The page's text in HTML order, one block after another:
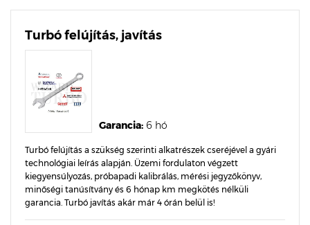
04L253056HX, 04L253056CX, 04L253056CV,
Turbó felújítás, javítás
Garancia: 6 hó
Turbó felújítás a szükség szerinti alkatrészek cseréjével a gyári
technológiai leírás alapján. Üzemi fordulaton végzett
kiegyensúlyozás, próbapadi kalibrálás, mérési jegyzőkönyv,
minőségi tanúsítvány és 6 hónap km megkötés nélküli
garancia. Turbó javítás akár már 4 órán belül is!